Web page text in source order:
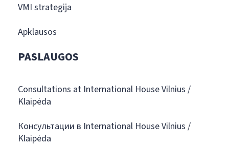
VMI strategija
Apklausos
PASLAUGOS
Consultations at International House Vilnius /
Klaipėda
Консультации в International House Vilnius /
Klaipėda